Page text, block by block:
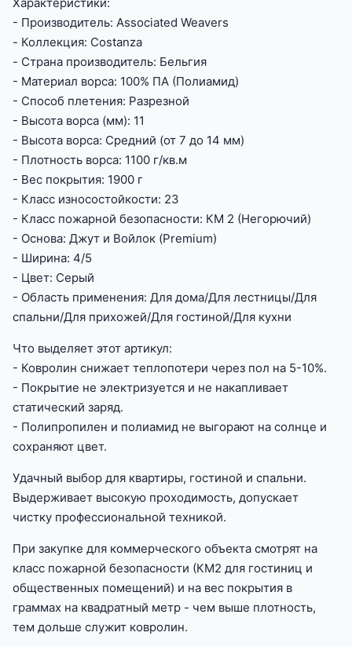
- Производитель: Associated Weavers
- Коллекция: Costanza
- Страна производитель: Бельгия
- Материал ворса: 100% ПА (Полиамид)
- Способ плетения: Разрезной
- Высота ворса (мм): 11
- Высота ворса: Средний (от 7 до 14 мм)
- Плотность ворса: 1100 г/кв.м
- Вес покрытия: 1900 г
- Класс износостойкости: 23
- Класс пожарной безопасности: КМ 2 (Негорючий)
- Основа: Джут и Войлок (Premium)
- Ширина: 4/5
- Цвет: Серый
- Область применения: Для дома/Для лестницы/Для
спальни/Для прихожей/Для гостиной/Для кухни
Что выделяет этот артикул:
- Ковролин снижает теплопотери через пол на 5-10%.
- Покрытие не электризуется и не накапливает
статический заряд.
- Полипропилен и полиамид не выгорают на солнце и
сохраняют цвет.
Удачный выбор для квартиры, гостиной и спальни.
Выдерживает высокую проходимость, допускает
чистку профессиональной техникой.
При закупке для коммерческого объекта смотрят на
класс пожарной безопасности (КМ2 для гостиниц и
общественных помещений) и на вес покрытия в
граммах на квадратный метр - чем выше плотность,
тем дольше служит ковролин.